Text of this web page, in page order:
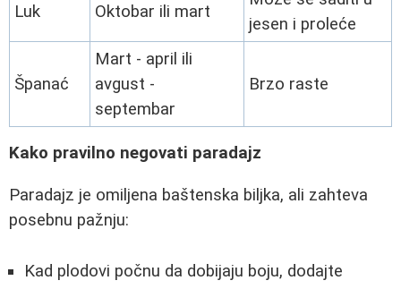
Luk Oktobar ili mart
jesen i proleće
Španać
Mart - april ili
avgust -
septembar
Brzo raste
Kako pravilno negovati paradajz
Paradajz je omiljena baštenska biljka, ali zahteva
posebnu pažnju:
Kad plodovi počnu da dobijaju boju, dodajte